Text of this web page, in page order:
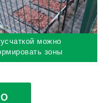
можно
зоны